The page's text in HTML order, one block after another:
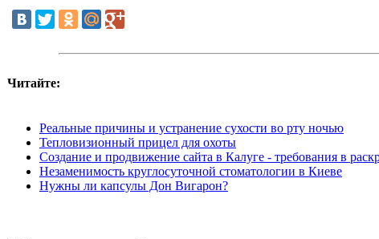
Читайте:
Реальные причины и устранение сухости во рту ночью
Тепловизионный прицел для охоты
Создание и продвижение сайта в Калуге - требования в
Незаменимость круглосуточной стоматологии в Киеве
Нужны ли капсулы Дон Вигарон?